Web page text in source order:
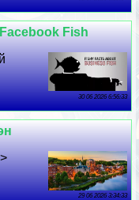
Fish
30 06 2026 6:56:33
29 06 2026 3:34:33